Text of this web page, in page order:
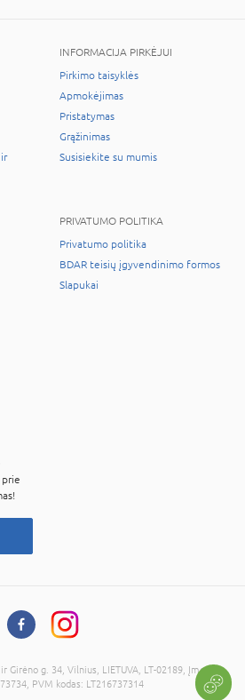
INFORMACIJA PIRKĖJUI
Pirkimo taisyklės
Apmokėjimas
Pristatymas
Grąžinimas
Susisiekite su mumis
PRIVATUMO POLITIKA
Privatumo politika
BDAR teisių įgyvendinimo formos
Slapukai
ir Girėno g. 34, Vilnius, LIETUVA, LT-02189, Įmonės
PVM kodas: LT216737314